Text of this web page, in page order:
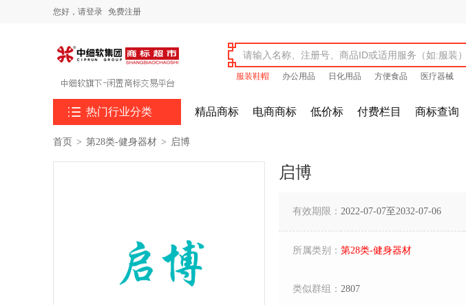
您好， 请登录 免费注册
服装鞋帽 办公用品 日化用品 方便食品 医疗器械
 热门行业分类 精品商标 电商商标 低价标 付费栏目 商标查询
首页 > 第28类-健身器材 > 启博
启博
有效期限： 2022-07-07至2032-07-06
所属类别： 第28类-健身器材
类似群组： 2807